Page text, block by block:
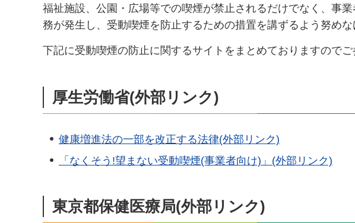
福祉施設、公園・広場等での喫煙が禁止されるだけでなく、事
務が発生し、受動喫煙を防止するための措置を講ずるよう努めな
下記に受動喫煙の防止に関するサイトをまとめておりますのでご
厚生労働省(外部リンク)
健康増進法の一部を改正する法律(外部リンク)
「なくそう!望まない受動喫煙(事業者向け)」(外部リンク)
東京都保健医療局(外部リンク)